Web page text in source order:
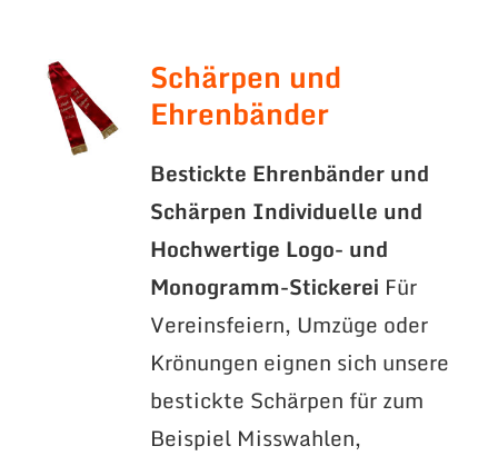
Schärpen und
Ehrenbänder
Bestickte Ehrenbänder und
Schärpen Individuelle und
Hochwertige Logo- und
Monogramm-Stickerei Für
Vereinsfeiern, Umzüge oder
Krönungen eignen sich unsere
bestickte Schärpen für zum
Beispiel Misswahlen,